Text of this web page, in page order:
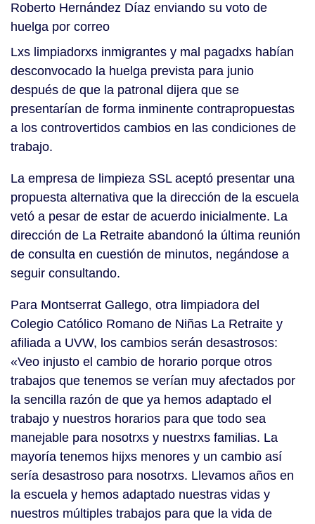
Roberto Hernández Díaz enviando su voto de
huelga por correo
Lxs limpiadorxs inmigrantes y mal pagadxs habían
desconvocado la huelga prevista para junio
después de que la patronal dijera que se
presentarían de forma inminente contrapropuestas
a los controvertidos cambios en las condiciones de
trabajo.
La empresa de limpieza SSL aceptó presentar una
propuesta alternativa que la dirección de la escuela
vetó a pesar de estar de acuerdo inicialmente. La
dirección de La Retraite abandonó la última reunión
de consulta en cuestión de minutos, negándose a
seguir consultando.
Para Montserrat Gallego, otra limpiadora del
Colegio Católico Romano de Niñas La Retraite y
afiliada a UVW, los cambios serán desastrosos:
«Veo injusto el cambio de horario porque otros
trabajos que tenemos se verían muy afectados por
la sencilla razón de que ya hemos adaptado el
trabajo y nuestros horarios para que todo sea
manejable para nosotrxs y nuestrxs familias. La
mayoría tenemos hijxs menores y un cambio así
sería desastroso para nosotrxs. Llevamos años en
la escuela y hemos adaptado nuestras vidas y
nuestros múltiples trabajos para que la vida de